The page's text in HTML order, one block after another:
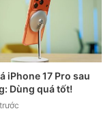
hoàn toàn có
nhà phân tích
iPhone 17 Pro sau
Dùng quá tốt!